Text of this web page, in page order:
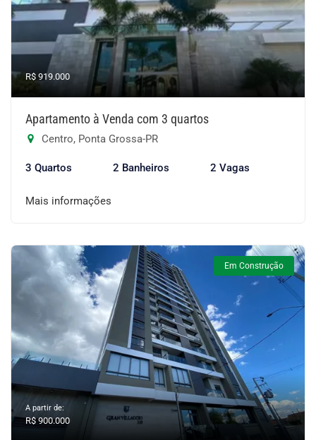
R$ 919.000
Apartamento à Venda com 3 quartos
Centro, Ponta Grossa-PR
3 Quartos 2 Banheiros 2 Vagas
Mais informações
Em Construção
A partir de:
R$ 900.000